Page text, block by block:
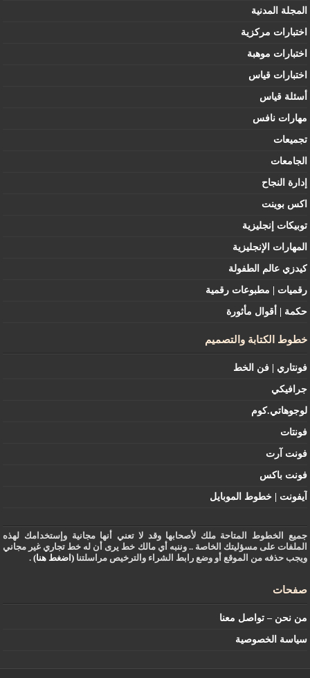
المجلة المدنية
اختبارات مركزية
اختبارات موهبة
اختبارات قياس
أسئلة قياس
مهارات نافس
تجميعات
الجامعات
إدارة النجاح
اكس بوينت
توبيكات إنجليزية
المهارات الإنجليزية
كيدزي عالم الطفولة
رقميات | مطبوعات رقمية
حكمة | أقوال مأثورة
خطوط الكتابة والتصميم
فونتاري | فن الخط
جرافيكي
لوجوهاتي.كوم
فونتات
فونت آرت
فونت باكس
آيفونت | خطوط الموبايل
جميع الخطوط المتاحة ملك لأصحابها وقد لا تعني أنها مجانية وإستخدامك لهذه
الملفات على مسؤليتك الخاصة .. وننبه أي مالك خط يرى أن له خط تجاري غير مجاني
ويجب حذفه من الموقع أو وضع رابط الشراء والترخيص مراسلتنا(اضغط هنا) .
صفحات
من نحن – تواصل معنا
سياسة الخصوصية